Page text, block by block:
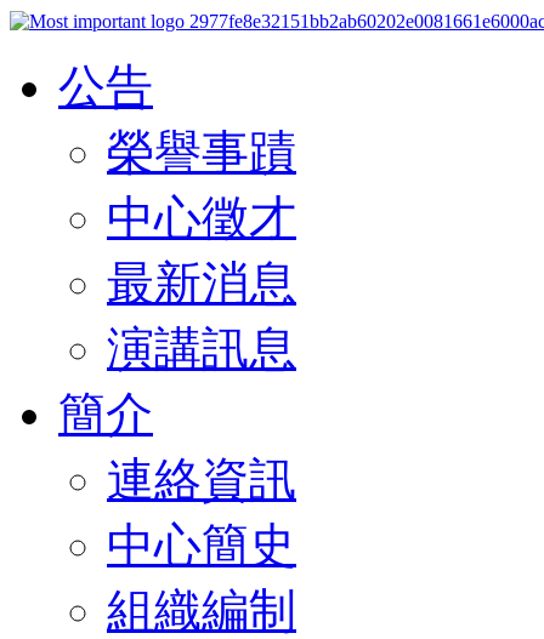
公告
榮譽事蹟
中心徵才
最新消息
演講訊息
簡介
連絡資訊
中心簡史
組織編制